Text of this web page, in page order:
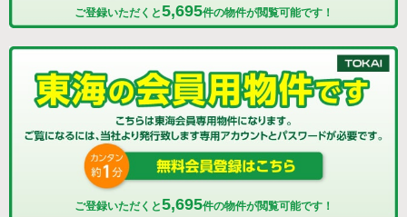
ご登録いただくと5,695件の物件が閲覧可能です！
ご登録いただくと5,695件の物件が閲覧可能です！